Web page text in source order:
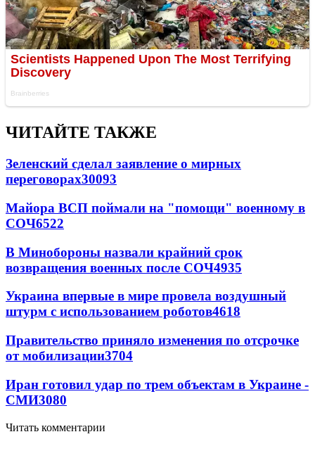
ЧИТАЙТЕ ТАКЖЕ
Зеленский сделал заявление о мирных
переговорах30093
Майора ВСП поймали на "помощи" военному в
СОЧ6522
В Минобороны назвали крайний срок
возвращения военных после СОЧ4935
Украина впервые в мире провела воздушный
штурм с использованием роботов4618
Правительство приняло изменения по отсрочке
от мобилизации3704
Иран готовил удар по трем объектам в Украине -
СМИ3080
Читать комментарии